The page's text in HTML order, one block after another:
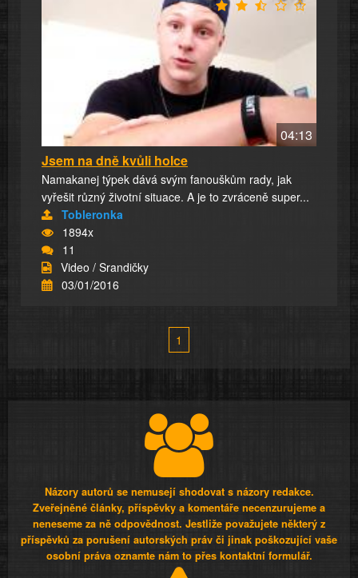
04:13
Jsem na dně kvůli holce
Namakanej týpek dává svým fanouškům rady, jak
vyřešit různý životní situace. A je to zvráceně super...
Tobleronka
1894x
11
Video / Srandičky
03/01/2016
1
Názory autorů se nemusejí shodovat s názory redakce.
Zveřejněné články, příspěvky a komentáře necenzurujeme a
neneseme za ně odpovědnost. Jestliže považujete některý z
příspěvků za porušení autorských práv či jinak poškozující vaše
osobní práva oznamte nám to přes kontaktní formulář.